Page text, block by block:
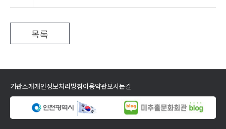
목록
기관소개개인정보처리방침이용약관오시는길